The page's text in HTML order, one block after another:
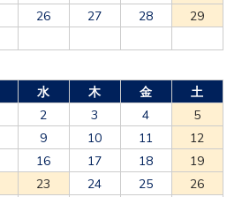
26 27 28
29
水 木 金
土
2 3 4
5
9 10 11
12
16 17 18
19
23 24 25
26